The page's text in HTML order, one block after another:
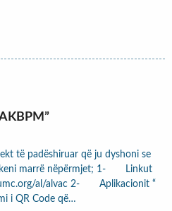
të padëshiruar që ju dyshoni se
keni marrë nëpërmjet; 1- Linkut
al/alvac 2- Aplikacionit “
i QR Code që…